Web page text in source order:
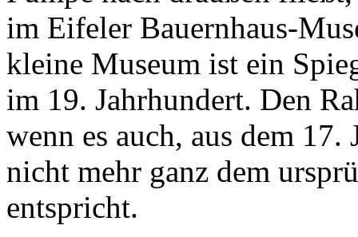
im Eifeler Bauernhaus-
kleine Museum ist ein
im 19. Jahrhundert. Den
wenn es auch, aus dem 17.
nicht mehr ganz dem
entspricht.